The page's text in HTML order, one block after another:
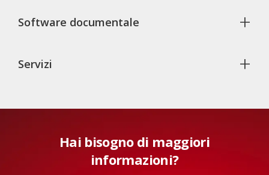
Software documentale +
Servizi +
Hai bisogno di maggiori
informazioni?